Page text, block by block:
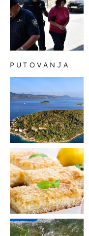
PUTOVANJA